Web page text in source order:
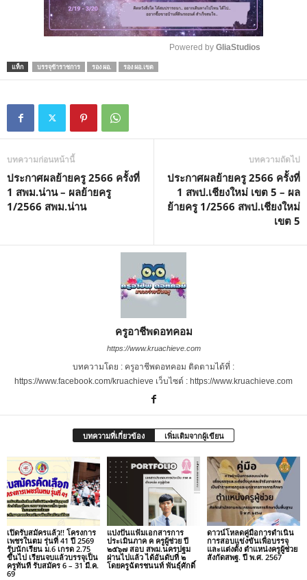
Powered by GliaStudios
แท็ก บรรจุข้าราชการ รอง ผอ. รอง ผอ.เขต
บทความก่อนหน้านี้
ประกาศผลย้ายครู 2566 ครั้งที่
1 สพม.น่าน – ผลย้ายครู
1/2566 สพม.น่าน
บทความถัดไป
ประกาศผลย้ายครู 2566 ครั้งที่
1 สพป.เชียงใหม่ เขต 5 – ผล
ย้ายครู 1/2566 สพป.เชียงใหม่
เขต 5
ครูอาชีพดอทคอม
https://www.kruachieve.com
บทความโดย : ครูอาชีพดอทคอม ติดตามได้ที่ :
https://www.facebook.com/kruachieve เว็บไซต์ : https://www.kruachieve.com
บทความที่เกี่ยวข้อง เพิ่มเติมจากผู้เขียน
เปิดรับสมัครแล้ว!! โครงการ
เพชรในตม รุ่นที่ 41 ปี 2569
รับนักเรียน ม.6 เกรด 2.75
ขึ้นไป เรียนจบแล้วบรรจุเป็น
ครูทันที รับสมัคร 6 – 31 มี.ค.
69
แบ่งปันแฟ้มเอกสารการ
ประเมินภาค ค ครูผู้ช่วย ปี
๒๕๖๗ สอบ สพม.นครปฐม
ผ่านไปแล้ว ได้อันดับที่ ๒
โดยครูฉัตรชนนท์ พันธุ์ศักดิ์
ดาวน์โหลดคู่มือการดำเนิน
การสอบแข่งขันเพื่อบรรจุ
และแต่งตั้ง ตำแหน่งครูผู้ช่วย
สังกัดสพฐ. ปี พ.ศ. 2567